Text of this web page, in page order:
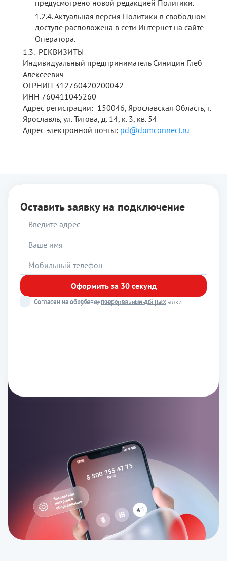
предусмотрено новой редакцией Политики.
Актуальная версия Политики в свободном
доступе расположена в сети Интернет на сайте
Оператора.
РЕКВИЗИТЫ
Индивидуальный предприниматель Синицин Глеб
Алексеевич
ОГРНИП 312760420200042
ИНН 760411045260
Адрес регистрации: 150046, Ярославская Область, г.
Ярославль, ул. Титова, д. 14, к. 3, кв. 54
Адрес электронной почты: pd@domconnect.ru
Оставить заявку на подключение
Оформить за 30 секунд
Согласен на обработкуперсональных данных
Согласен на получениеинформационной рассылки